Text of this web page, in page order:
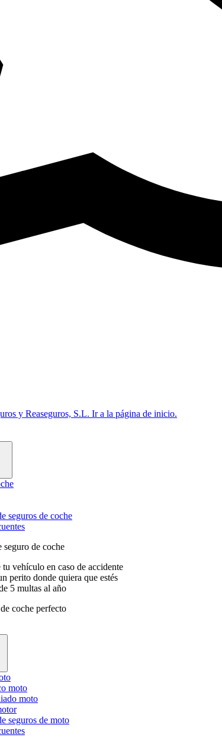
seguros de coche
seguro de coche
tu vehículo en caso de accidente
perito donde quiera que estés
5 multas al año
coche perfecto
moto
moto
seguros de moto